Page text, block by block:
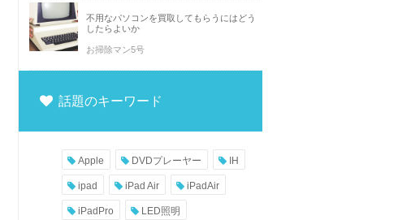
不用なパソコンを買取してもらうにはどう
したらよいか
お掃除マン5号
話題のキーワード
Apple DVDプレーヤー IH
ipad iPad Air iPadAir
iPadPro LED照明